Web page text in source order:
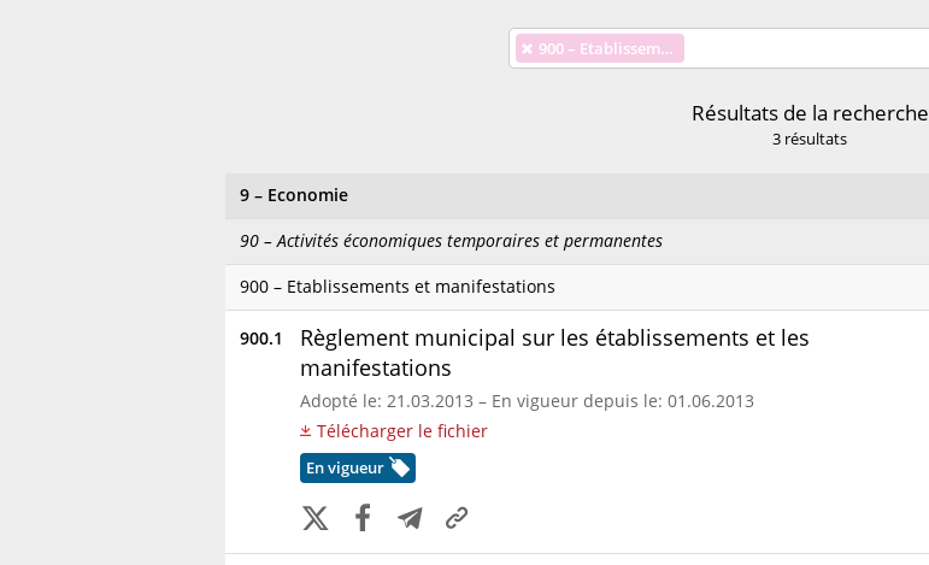
× 900 – Etablissements et manifestations
Résultats de la recherche
3 résultats
9 – Economie
90 – Activités économiques temporaires et permanentes
900 – Etablissements et manifestations
900.1
Règlement municipal sur les établissements et les
manifestations
Adopté le: 21.03.2013 – En vigueur depuis le: 01.06.2013
Télécharger le fichier
En vigueur